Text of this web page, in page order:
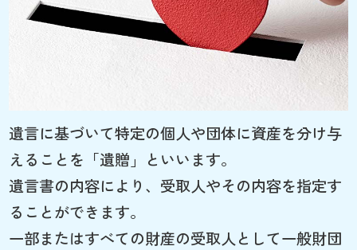
遺言に基づいて特定の個人や団体に資産を分け与
えることを「遺贈」といいます。
遺言書の内容により、受取人やその内容を指定す
ることができます。
一部またはすべての財産の受取人として一般財団